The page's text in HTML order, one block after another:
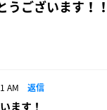
うございます！！
AM 返信
ます！